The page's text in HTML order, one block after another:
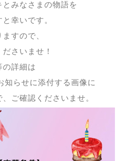
みなさまの物語を
幸いです。
すので、
さいませ！
の詳細は
知らせに添付する画像に
ご確認くださいませ。